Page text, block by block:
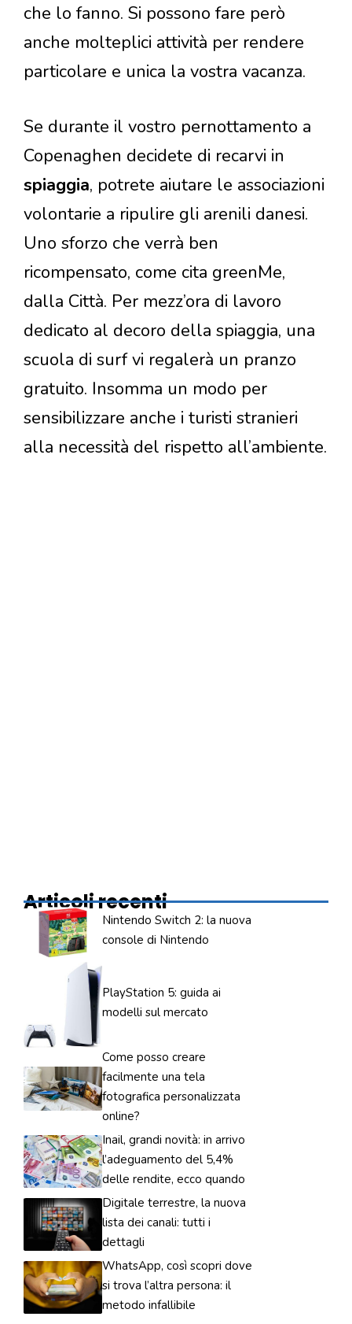
che lo fanno. Si possono fare però
anche molteplici attività per rendere
particolare e unica la vostra vacanza.
Se durante il vostro pernottamento a
Copenaghen decidete di recarvi in
spiaggia, potrete aiutare le associazioni
volontarie a ripulire gli arenili danesi.
Uno sforzo che verrà ben
ricompensato, come cita greenMe,
dalla Città. Per mezz’ora di lavoro
dedicato al decoro della spiaggia, una
scuola di surf vi regalerà un pranzo
gratuito. Insomma un modo per
sensibilizzare anche i turisti stranieri
alla necessità del rispetto all’ambiente.
Articoli recenti
Nintendo Switch 2: la nuova
console di Nintendo
PlayStation 5: guida ai
modelli sul mercato
Come posso creare
facilmente una tela
fotografica personalizzata
online?
Inail, grandi novità: in arrivo
l’adeguamento del 5,4%
delle rendite, ecco quando
Digitale terrestre, la nuova
lista dei canali: tutti i
dettagli
WhatsApp, così scopri dove
si trova l’altra persona: il
metodo infallibile